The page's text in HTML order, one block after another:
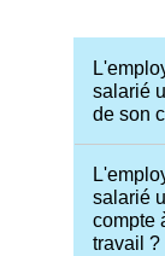
salarié
de son
salarié
compte
travail ?